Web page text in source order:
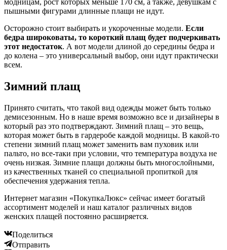
модницам, рост которых меньше 170 см, а также, девушкам с
пышными фигурами длинные плащи не идут.
Осторожно стоит выбирать и укороченные модели. Если
бедра широковаты, то короткий плащ будет подчеркивать
этот недостаток. А вот модели длиной до середины бедра и
до колена – это универсальный выбор, они идут практически
всем.
Зимний плащ
Принято считать, что такой вид одежды может быть только
демисезонным. Но в наше время возможно все и дизайнеры в
который раз это подтверждают. Зимний плащ – это вещь,
которая может быть в гардеробе каждой модницы. В какой-то
степени зимний плащ может заменить вам пуховик или
пальто, но все-таки при условии, что температура воздуха не
очень низкая. Зимние плащи должны быть многослойными,
из качественных тканей со специальной пропиткой для
обеспечения удержания тепла.
Интернет магазин «ПокупкаЛюкс» сейчас имеет богатый
ассортимент моделей и наш каталог различных видов
женских плащей постоянно расширяется.
Поделиться
Отправить